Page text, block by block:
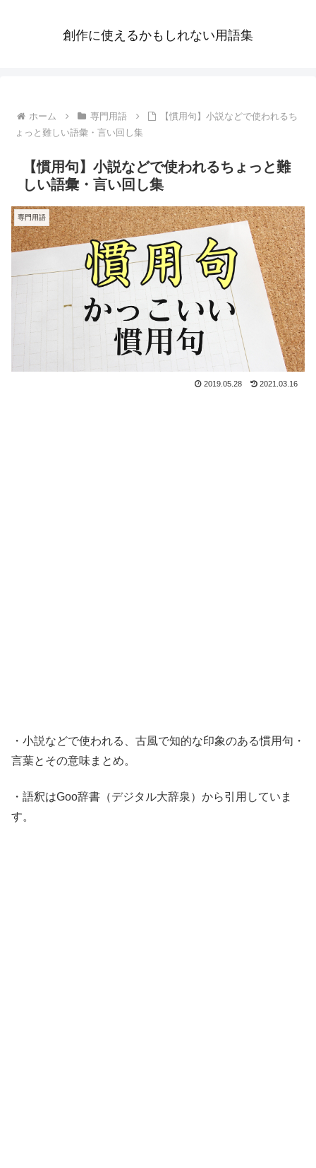
創作に使えるかもしれない用語集
ホーム 専門用語
【慣用句】小説などで使われるち
ょっと難しい語彙・言い回し集
【慣用句】小説などで使われるちょっと難
しい語彙・言い回し集
専門用語
2019.05.28 2021.03.16
・小説などで使われる、古風で知的な印象のある慣用句・
言葉とその意味まとめ。
・語釈はGoo辞書（デジタル大辞泉）から引用していま
す。